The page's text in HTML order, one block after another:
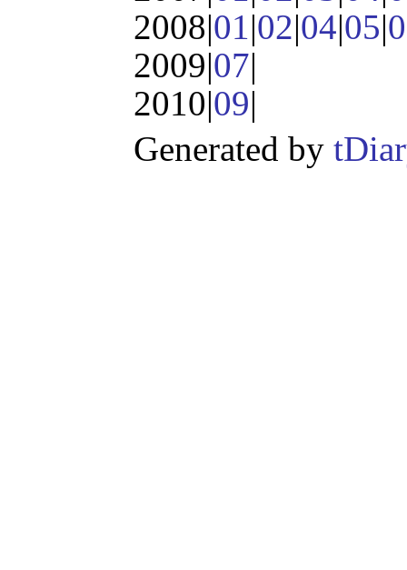
2008|01|02|04|05|
2009|07|
2010|09|
Generated by